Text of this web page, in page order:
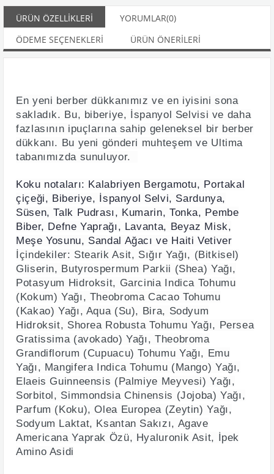
ÜRÜN ÖZELLIKLERI YORUMLAR(0)
ÖDEME SEÇENEKLERI
ÜRÜN ÖNERILERI
En yeni berber dükkanımız ve en iyisini sona
sakladık. Bu, biberiye, İspanyol Selvisi ve daha
fazlasının ipuçlarına sahip geleneksel bir berber
dükkanı. Bu yeni gönderi muhteşem ve Ultima
tabanımızda sunuluyor.
Koku notaları: Kalabriyen Bergamotu, Portakal
çiçeği, Biberiye, İspanyol Selvi, Sardunya,
Süsen, Talk Pudrası, Kumarin, Tonka, Pembe
Biber, Defne Yaprağı, Lavanta, Beyaz Misk,
Meşe Yosunu, Sandal Ağacı ve Haiti Vetiver
İçindekiler: Stearik Asit, Sığır Yağı, (Bitkisel)
Gliserin, Butyrospermum Parkii (Shea) Yağı,
Potasyum Hidroksit, Garcinia Indica Tohumu
(Kokum) Yağı, Theobroma Cacao Tohumu
(Kakao) Yağı, Aqua (Su), Bira, Sodyum
Hidroksit, Shorea Robusta Tohumu Yağı, Persea
Gratissima (avokado) Yağı, Theobroma
Grandiflorum (Cupuacu) Tohumu Yağı, Emu
Yağı, Mangifera Indica Tohumu (Mango) Yağı,
Elaeis Guinneensis (Palmiye Meyvesi) Yağı,
Sorbitol, Simmondsia Chinensis (Jojoba) Yağı,
Parfum (Koku), Olea Europea (Zeytin) Yağı,
Sodyum Laktat, Ksantan Sakızı, Agave
Americana Yaprak Özü, Hyaluronik Asit, İpek
Amino Asidi